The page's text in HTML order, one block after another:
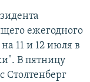
ежегодного
11 и 12 июля в
В пятницу
Столтенберг